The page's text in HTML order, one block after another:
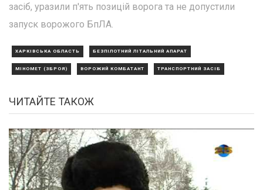
засіб, уразили п'ять позицій ворога та не допустили
запуск ворожого БпЛА.
ХАРКІВСЬКА ОБЛАСТЬ БЕЗПІЛОТНИЙ ЛІТАЛЬНИЙ АПАРАТ
МІНОМЕТ (ЗБРОЯ) ВОРОЖИЙ КОМБАТАНТ ТРАНСПОРТНИЙ ЗАСІБ
ЧИТАЙТЕ ТАКОЖ